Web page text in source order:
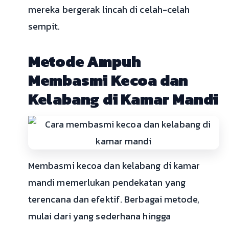
mereka bergerak lincah di celah-celah
sempit.
Metode Ampuh
Membasmi Kecoa dan
Kelabang di Kamar Mandi
Membasmi kecoa dan kelabang di kamar
mandi memerlukan pendekatan yang
terencana dan efektif. Berbagai metode,
mulai dari yang sederhana hingga